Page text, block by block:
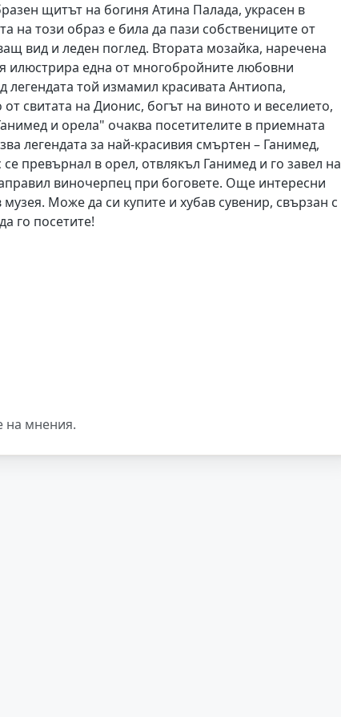
щитът на богиня Атина Палада, украсен в
на този образ е била да пази собствениците от
вид и леден поглед. Втората мозайка, наречена
илюстрира една от многобройните любовни
легендата той измамил красивата Антиопа,
свитата на Дионис, богът на виното и веселието,
и орела" очаква посетителите в приемната
легендата за най-красивия смъртен – Ганимед,
превърнал в орел, отвлякъл Ганимед и го завел на
виночерпец при боговете. Още интересни
Може да си купите и хубав сувенир, свързан с
го посетите!
на мнения.